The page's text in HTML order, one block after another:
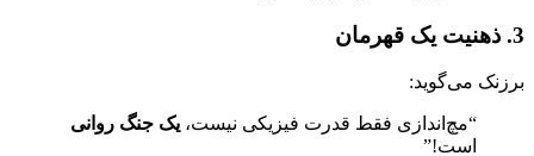
3. ذهنیت یک قهرمان
برزنک می‌گوید:
“مچ‌اندازی فقط قدرت فیزیکی نیست، یک جنگ روانی
است!”